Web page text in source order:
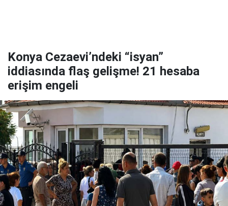
Konya Cezaevi’ndeki “isyan”
iddiasında flaş gelişme! 21 hesaba
erişim engeli